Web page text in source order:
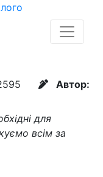
Автор:
для
всім за